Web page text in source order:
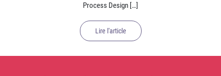
Process Design […]
Lire l'article